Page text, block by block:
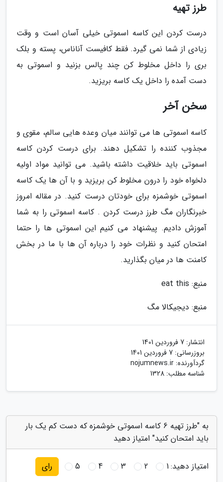
طرز تهیه
درست کردن این کاسه اسموتی خیلی آسان است و وقت
زیادی از شما نمی گیرد. فقط کافیست آناناس، پسته و بلک
بری را داخل مخلوط کن چند پالس بزنید و اسموتی به
دست آمده را داخل یک کاسه بریزید.
سخن آخر
کاسه اسموتی ها می توانند میان وعده هایی سالم، مقوی و
مجذوب کننده را تشکیل دهند. برای درست کردن کاسه
اسموتی باید خلاقیت داشته باشید. می توانید مواد اولیه
دلخواه خود را درون مخلوط کن بریزید و با آن ها یک کاسه
اسموتی خوشمزه برای خودتان درست کنید. در مقاله امروز
خبرنگاران مگ طرز درست کردن . کاسه اسموتی را به شما
آموزش دادیم. پیشنهاد می کنیم این اسموتی ها را حتما
امتحان کنید و نظرات خود را درباره آن ها با ما در بخش
کامنت ها در میان بگذارید.
منبع: eat this
منبع: دیجیکالا مگ
انتشار: 7 فروردین 1401
بروزرسانی: 7 فروردین 1401
گردآورنده: nojumnews.ir
شناسه مطلب: 1328
به "طرز تهیه 6 کاسه اسموتی خوشمزه که دست کم یک بار
باید امتحان کنید" امتیاز دهید
امتیاز دهید:1
2
3
4
5 رای